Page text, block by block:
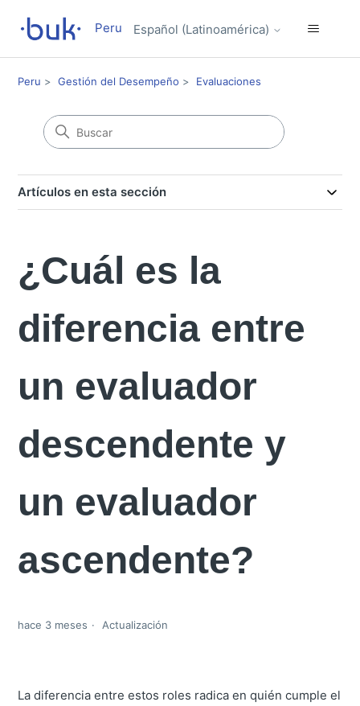
Peru Español (Latinoamérica)
Peru Gestión del Desempeño Evaluaciones
Artículos en esta sección
¿Cuál es la
diferencia entre
un evaluador
descendente y
un evaluador
ascendente?
hace 3 meses Actualización
La diferencia entre estos roles radica en quién cumple el